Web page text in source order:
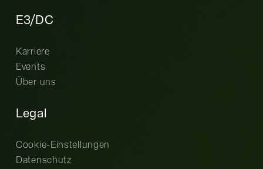
E3/DC
Karriere
Events
Über uns
Legal
Cookie-Einstellungen
Datenschutz